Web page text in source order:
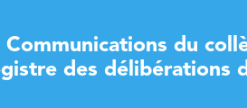
Communications du
des délibérations